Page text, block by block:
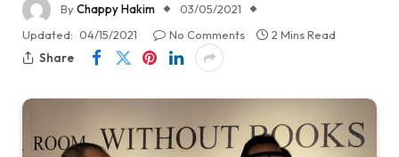
ByChappy Hakim
03/05/2021
Updated: 04/15/2021 No Comments
2 Mins Read
Share